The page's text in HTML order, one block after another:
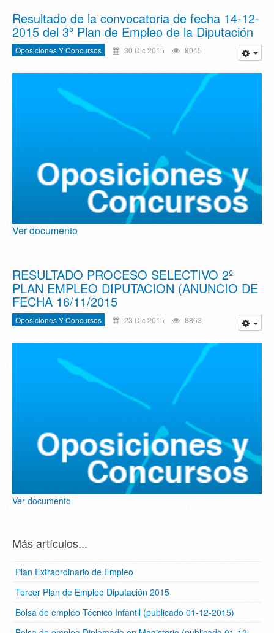
Resultado de la convocatoria de fecha 14-12-
2015 del 3º Plan de Empleo de la Diputación
Oposiciones Y Concursos 30 Dic 2015 8045
Ver documento
RESULTADO PROCESO SELECTIVO 2º
PLAN EMPLEO DIPUTACION (ANUNCIO DE
FECHA 16/11/2015
Oposiciones Y Concursos 23 Dic 2015 8863
Ver documento
Más artículos...
Plan Extraordinario de Empleo
Tercer Plan de Empleo Diputación 2015
Bolsa de empleo Técnico Infantil (publicado 01-12-2015)